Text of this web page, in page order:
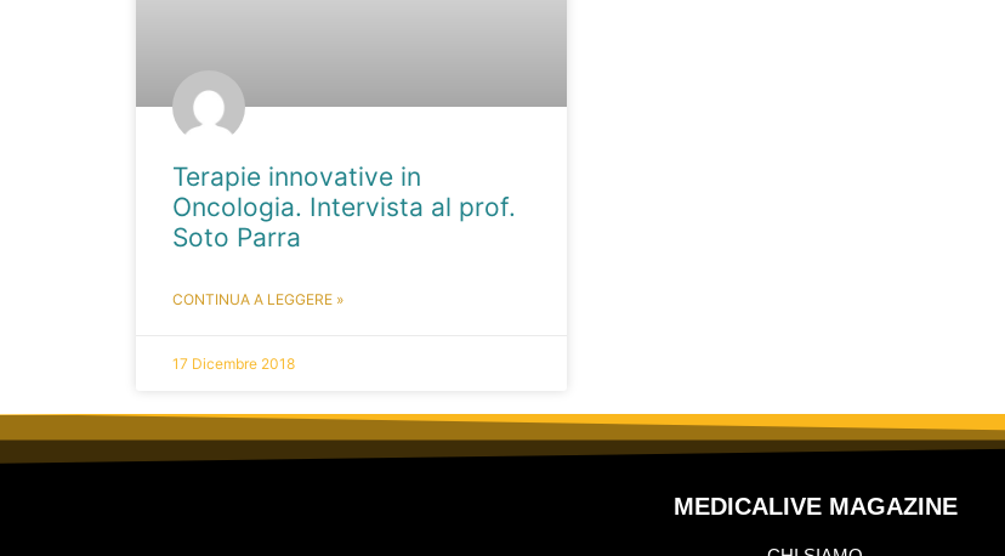
Terapie innovative in
Oncologia. Intervista al prof.
Soto Parra
CONTINUA A LEGGERE »
17 Dicembre 2018
MEDICALIVE MAGAZINE